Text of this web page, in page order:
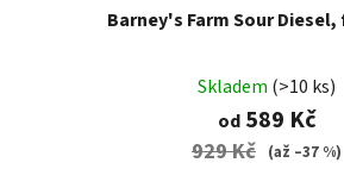
Barney's Farm Sour
Skladem (>10 ks)
od589 Kč
929 Kč (až –37 %)